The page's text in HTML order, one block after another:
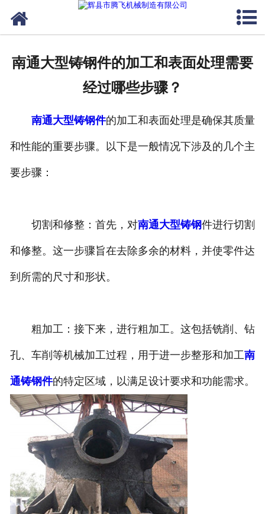
南通大型铸钢件的加工和表面处理需要
经过哪些步骤？
南通大型铸钢件的加工和表面处理是确保其质量
和性能的重要步骤。以下是一般情况下涉及的几个主
要步骤：
切割和修整：首先，对南通大型铸钢件进行切割
和修整。这一步骤旨在去除多余的材料，并使零件达
到所需的尺寸和形状。
粗加工：接下来，进行粗加工。这包括铣削、钻
孔、车削等机械加工过程，用于进一步整形和加工南
通铸钢件的特定区域，以满足设计要求和功能需求。